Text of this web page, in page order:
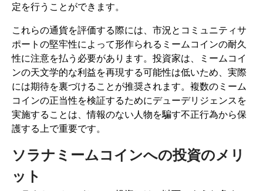
定を行うことができます。
これらの通貨を評価する際には、市況とコミュニティサ
ポートの堅牢性によって形作られるミームコインの耐久
性に注意を払う必要があります。投資家は、ミームコイ
ンの天文学的な利益を再現する可能性は低いため、実際
には期待を裏づけることが推奨されます。複数のミーム
コインの正当性を検証するためにデューデリジェンスを
実施することは、情報のない人物を騙す不正行為から保
護する上で重要です。
ソラナミームコインへの投資のメリ
ット